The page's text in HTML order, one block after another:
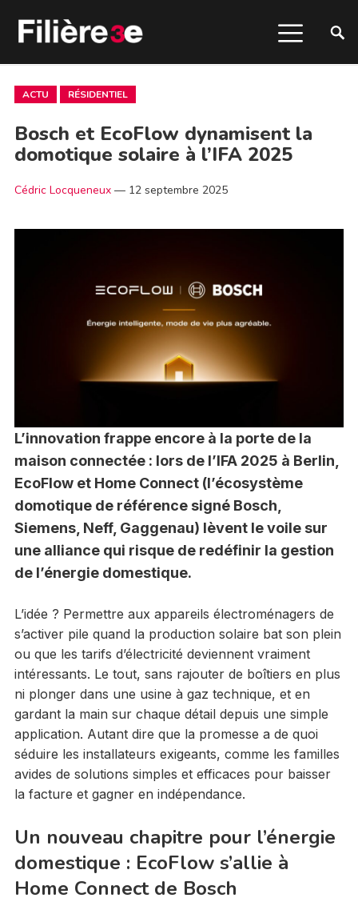
ACTU RÉSIDENTIEL
Bosch et EcoFlow dynamisent la
domotique solaire à l’IFA 2025
Cédric Locqueneux— 12 septembre 2025
L’innovation frappe encore à la porte de la
maison connectée : lors de l’IFA 2025 à Berlin,
EcoFlow et Home Connect (l’écosystème
domotique de référence signé Bosch,
Siemens, Neff, Gaggenau) lèvent le voile sur
une alliance qui risque de redéfinir la gestion
de l’énergie domestique.
L’idée ? Permettre aux appareils électroménagers de
s’activer pile quand la production solaire bat son plein
ou que les tarifs d’électricité deviennent vraiment
intéressants. Le tout, sans rajouter de boîtiers en plus
ni plonger dans une usine à gaz technique, et en
gardant la main sur chaque détail depuis une simple
application. Autant dire que la promesse a de quoi
séduire les installateurs exigeants, comme les familles
avides de solutions simples et efficaces pour baisser
la facture et gagner en indépendance.
Un nouveau chapitre pour l’énergie
domestique : EcoFlow s’allie à
Home Connect de Bosch